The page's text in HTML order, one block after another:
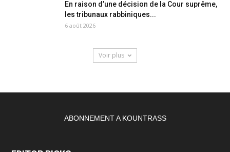
En raison d’une décision de la Cour suprême,
les tribunaux rabbiniques...
6 août 2026
Voir plus
ABONNEMENT A KOUNTRASS